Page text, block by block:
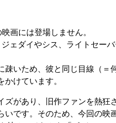
画には登場しません。
ェダイやシス、ライトセー
いため、彼と同じ目線（＝
けています。
があり、旧作ファンを熱狂
いです。そのため、今回の映